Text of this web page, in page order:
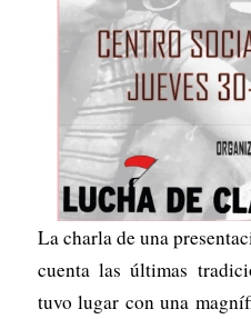
La charla de una
cuenta las últimas
tuvo lugar con una